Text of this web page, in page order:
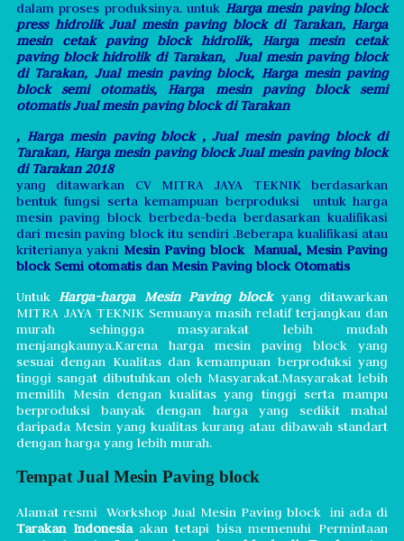
dalam proses produksinya. untuk Harga mesin paving block
press hidrolik Jual mesin paving block di Tarakan, Harga
mesin cetak paving block hidrolik, Harga mesin cetak
paving block hidrolik di Tarakan, Jual mesin paving block
di Tarakan, Jual mesin paving block, Harga mesin paving
block semi otomatis,Harga mesin paving block semi
otomatis Jual mesin paving block di Tarakan
, Harga mesin paving block , Jual mesin paving block di
Tarakan, Harga mesin paving block Jual mesin paving block
di Tarakan 2018
yang ditawarkan CV MITRA JAYA TEKNIK berdasarkan
bentuk fungsi serta kemampuan berproduksi untuk harga
mesin paving block berbeda-beda berdasarkan kualifikasi
dari mesin paving block itu sendiri .Beberapa kualifikasi atau
kriterianya yakni Mesin Paving block Manual, Mesin Paving
block Semi otomatis dan Mesin Paving block Otomatis
UntukHarga-harga Mesin Paving blockyang ditawarkan
MITRA JAYA TEKNIK Semuanya masih relatif terjangkau dan
murah sehingga masyarakat lebih mudah
menjangkaunya.Karena harga mesin paving block yang
sesuai dengan Kualitas dan kemampuan berproduksi yang
tinggi sangat dibutuhkan oleh Masyarakat.Masyarakat lebih
memilih Mesin dengan kualitas yang tinggi serta mampu
berproduksi banyak dengan harga yang sedikit mahal
daripada Mesin yang kualitas kurang atau dibawah standart
dengan harga yang lebih murah.
Tempat Jual Mesin Paving block
Alamat resmi Workshop Jual Mesin Paving block ini ada di
Tarakan Indonesiaakan tetapi bisa memenuhi Permintaan